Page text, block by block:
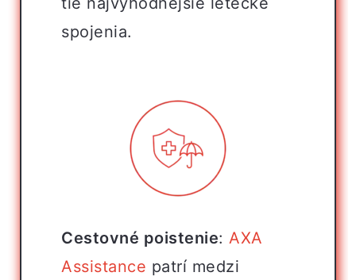
spojenia.
Cestovné poistenie: AXA
Assistance patrí medzi